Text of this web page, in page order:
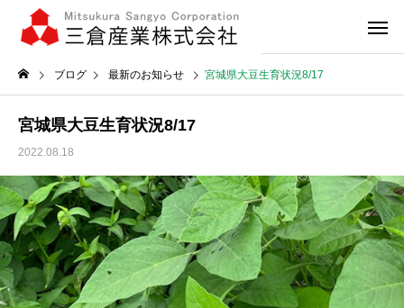
ブログ 最新のお知らせ 宮城県大豆生育状況8/17
宮城県大豆生育状況8/17
2022.08.18